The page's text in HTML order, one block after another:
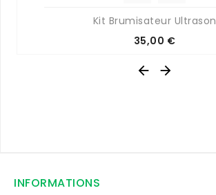
Kit Brumisateur Ultrason
Prix
35,00 €
 
INFORMATIONS